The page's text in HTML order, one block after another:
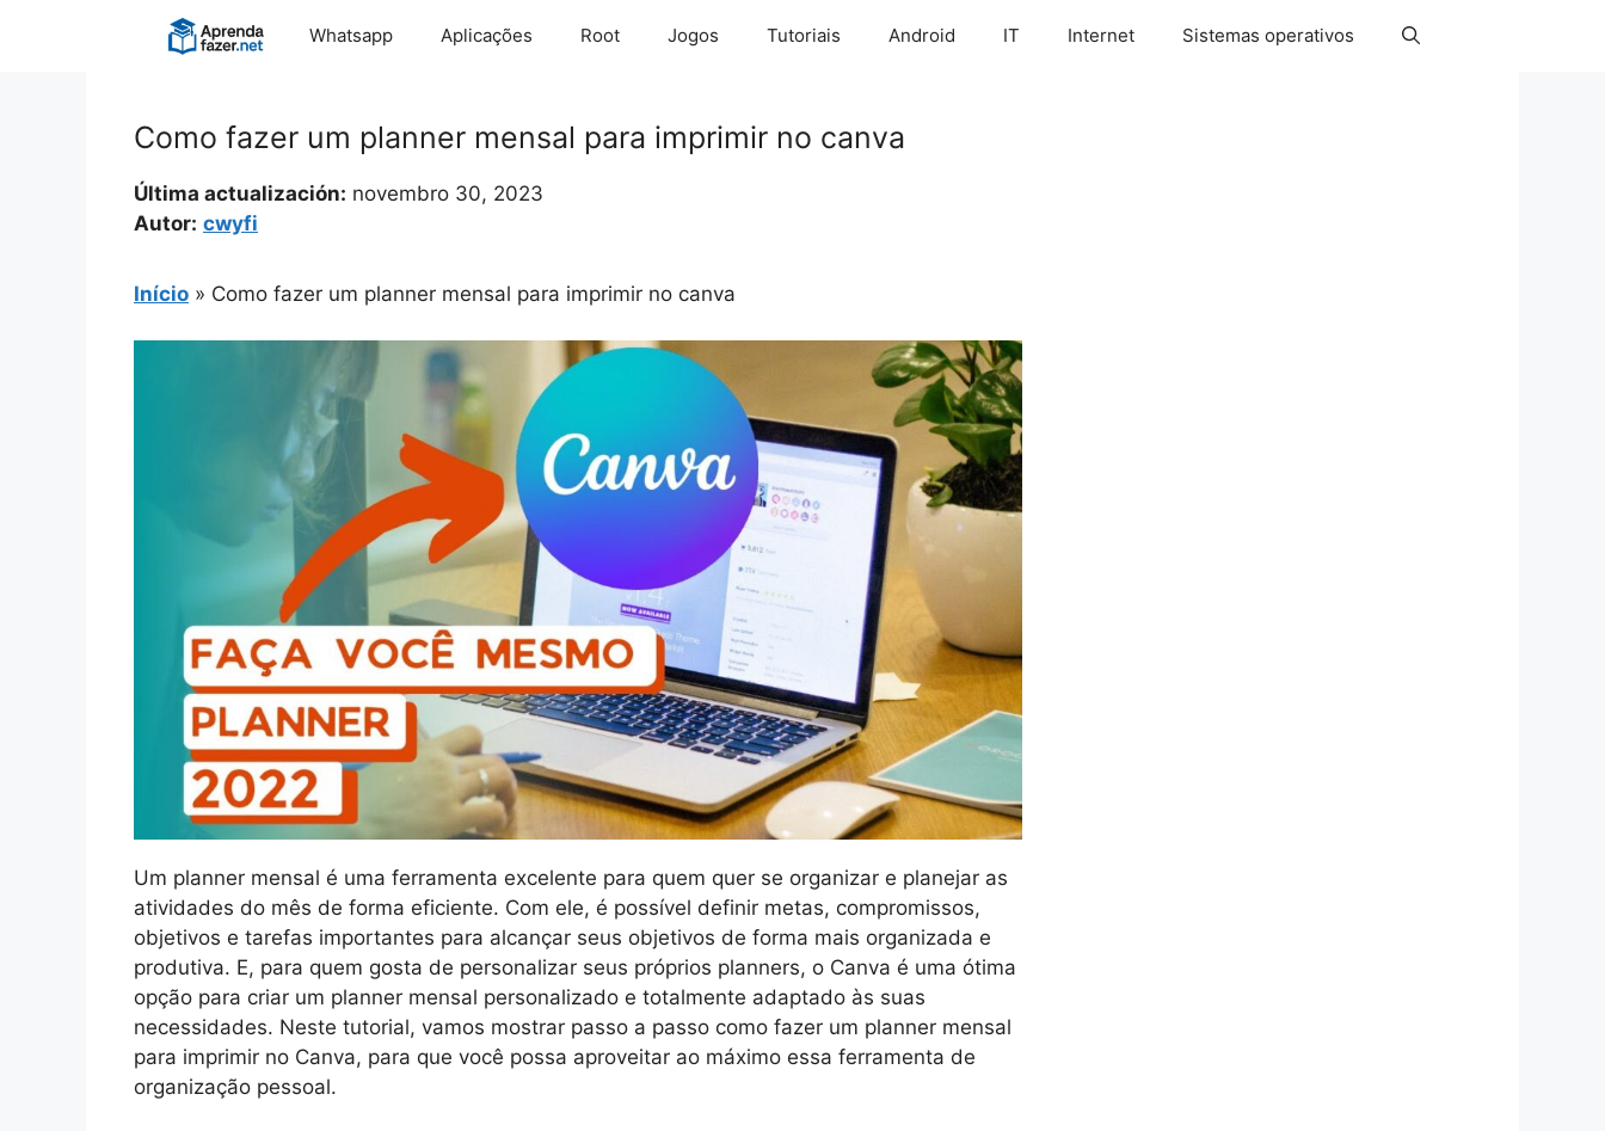
Whatsapp Aplicações Root Jogos Tutoriais Android IT Internet Sistemas operativos
Como fazer um planner mensal para imprimir no canva
Última actualización: novembro 30, 2023
Autor: cwyfi
Início » Como fazer um planner mensal para imprimir no canva
Um planner mensal é uma ferramenta excelente para quem quer se organizar e planejar as
atividades do mês de forma eficiente. Com ele, é possível definir metas, compromissos,
objetivos e tarefas importantes para alcançar seus objetivos de forma mais organizada e
produtiva. E, para quem gosta de personalizar seus próprios planners, o Canva é uma ótima
opção para criar um planner mensal personalizado e totalmente adaptado às suas
necessidades. Neste tutorial, vamos mostrar passo a passo como fazer um planner mensal
para imprimir no Canva, para que você possa aproveitar ao máximo essa ferramenta de
organização pessoal.